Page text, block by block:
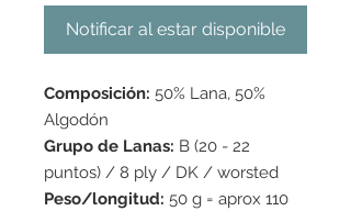
Notificar al estar disponible
Composición: 50% Lana, 50%
Algodón
Grupo de Lanas: B (20 - 22
puntos) / 8 ply / DK / worsted
Peso/longitud: 50 g = aprox 110